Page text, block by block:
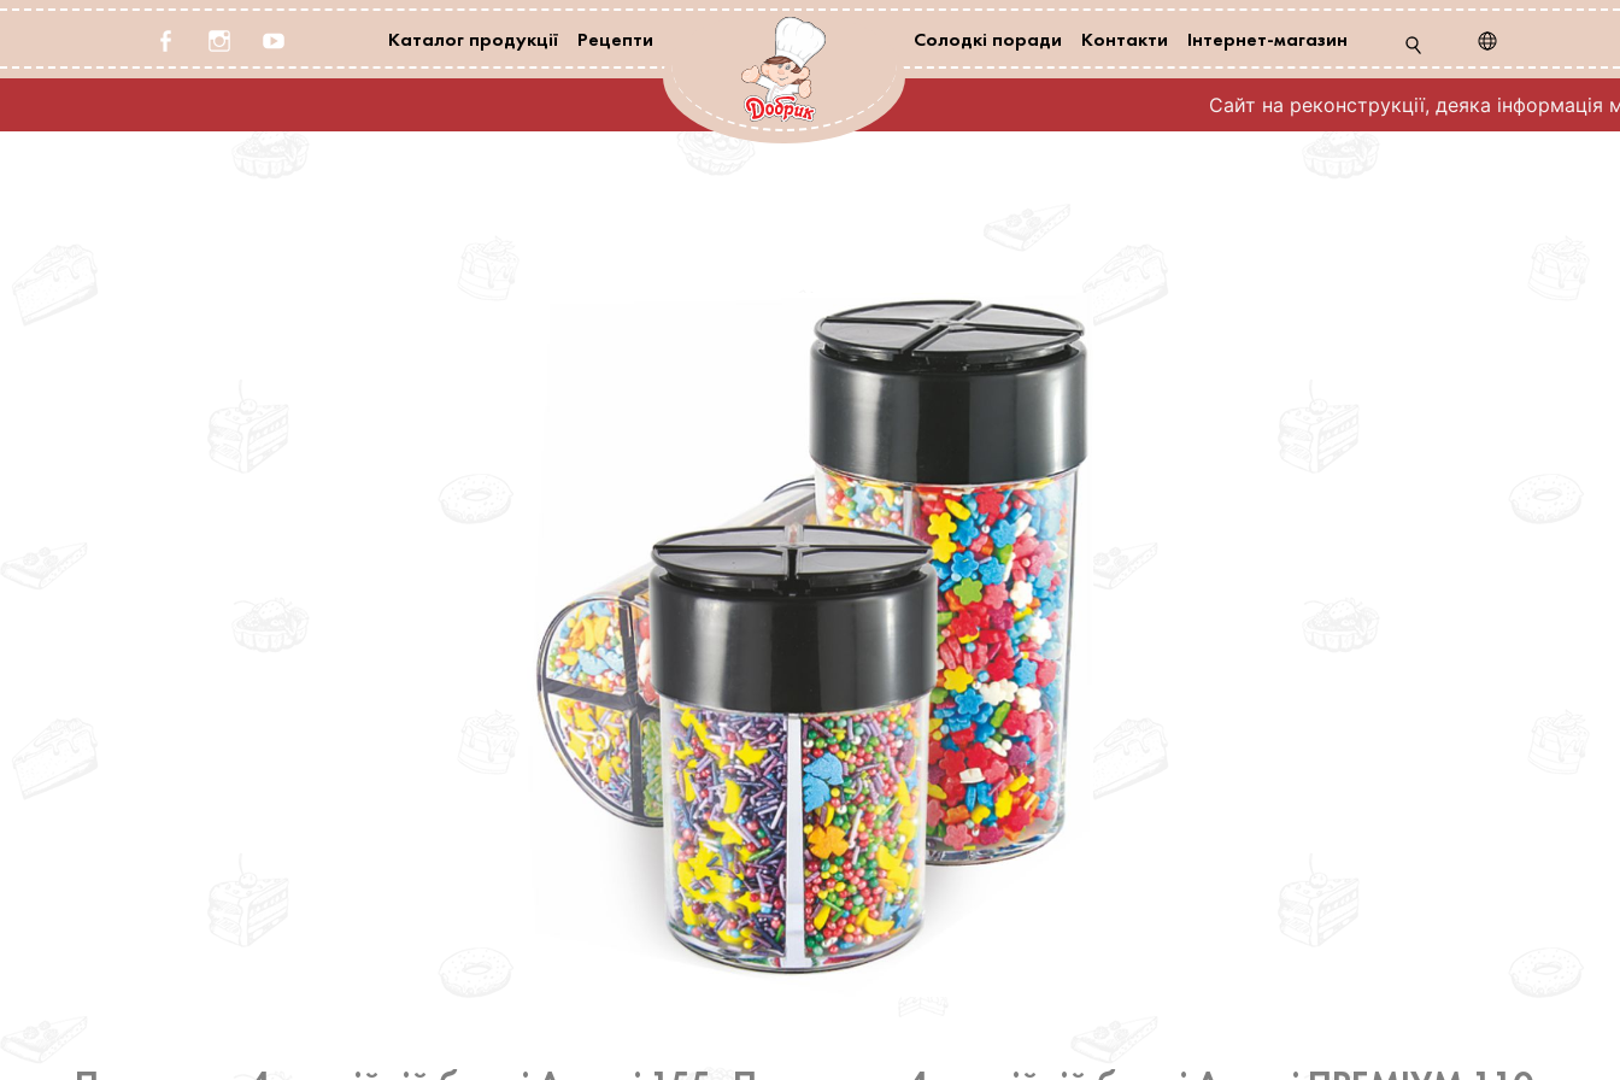
facebook-
alt
instagramyoutube Каталог продукції Рецепти Солодкі поради Контакти Інтернет-магазин
Сайт на реконструкції, деяка